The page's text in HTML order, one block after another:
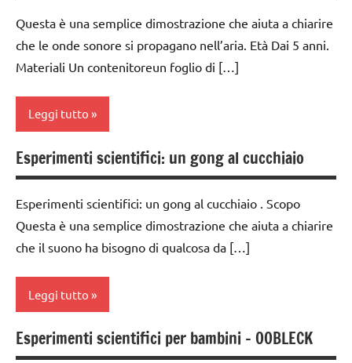
Questa è una semplice dimostrazione che aiuta a chiarire
che le onde sonore si propagano nell’aria. Età Dai 5 anni.
Materiali Un contenitoreun foglio di […]
Leggi tutto
classe
1a
classe
2a
3a
classe
classe
Esperimenti scientifici: un gong al cucchiaio
Esperimenti scientifici: un gong al cucchiaio . Scopo
Questa è una semplice dimostrazione che aiuta a chiarire
che il suono ha bisogno di qualcosa da […]
Leggi tutto
classe
Esperimenti scientifici per bambini – OOBLECK